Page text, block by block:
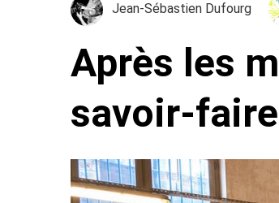
Jean-Sébastien Dufourg
Après les
savoir-faire